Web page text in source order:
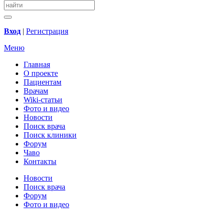
Вход | Регистрация
Меню
Главная
О проекте
Пациентам
Врачам
Wiki-статьи
Фото и видео
Новости
Поиск врача
Поиск клиники
Форум
Чаво
Контакты
Новости
Поиск врача
Форум
Фото и видео